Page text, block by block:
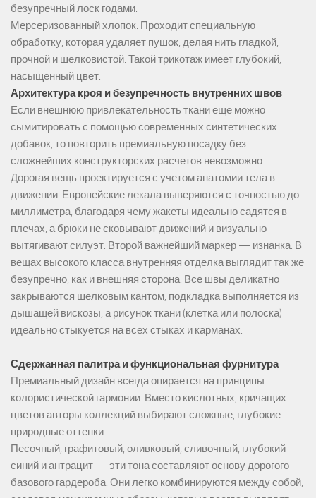
безупречный лоск годами.
Мерсеризованный хлопок. Проходит специальную
обработку, которая удаляет пушок, делая нить гладкой,
прочной и шелковистой. Такой трикотаж имеет глубокий,
насыщенный цвет.
Архитектура кроя и безупречность внутренних швов
Если внешнюю привлекательность ткани еще можно
сымитировать с помощью современных синтетических
добавок, то повторить премиальную посадку без
сложнейших конструкторских расчетов невозможно.
Дорогая вещь проектируется с учетом анатомии тела в
движении. Европейские лекала выверяются с точностью до
миллиметра, благодаря чему жакеты идеально садятся в
плечах, а брюки не сковывают движений и визуально
вытягивают силуэт. Второй важнейший маркер — изнанка. В
вещах высокого класса внутренняя отделка выглядит так же
безупречно, как и внешняя сторона. Все швы деликатно
закрываются шелковым кантом, подкладка выполняется из
дышащей вискозы, а рисунок ткани (клетка или полоска)
идеально стыкуется на всех стыках и карманах.
Сдержанная палитра и функциональная фурнитура
Премиальный дизайн всегда опирается на принципы
колористической гармонии. Вместо кислотных, кричащих
цветов авторы коллекций выбирают сложные, глубокие
природные оттенки.
Песочный, графитовый, оливковый, сливочный, глубокий
синий и антрацит — эти тона составляют основу дорогого
базового гардероба. Они легко комбинируются между собой,